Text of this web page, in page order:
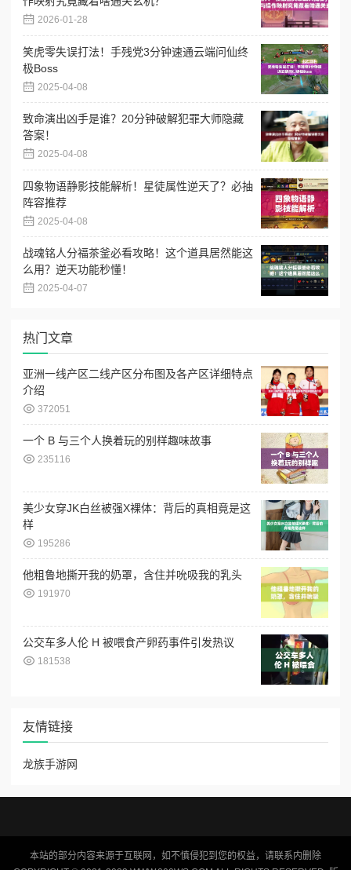
2026-01-28
笑虎零失误打法！手残党3分钟速通云端问仙终
极Boss
2025-04-08
致命演出凶手是谁？20分钟破解犯罪大师隐藏
答案！
2025-04-08
四象物语静影技能解析！星徒属性逆天了？必抽
阵容推荐
2025-04-08
战魂铭人分福茶釜必看攻略！这个道具居然能这
么用？逆天功能秒懂！
2025-04-07
热门文章
亚洲一线产区二线产区分布图及各产区详细特点
介绍
372051
一个 B 与三个人换着玩的别样趣味故事
235116
美少女穿JK白丝被强X裸体：背后的真相竟是这
样
195286
他粗鲁地撕开我的奶罩，含住并吮吸我的乳头
191970
公交车多人伦 H 被喂食产卵药事件引发热议
181538
友情链接
龙族手游网
本站的部分内容来源于互联网，如不慎侵犯到您的权益，请联系内删除